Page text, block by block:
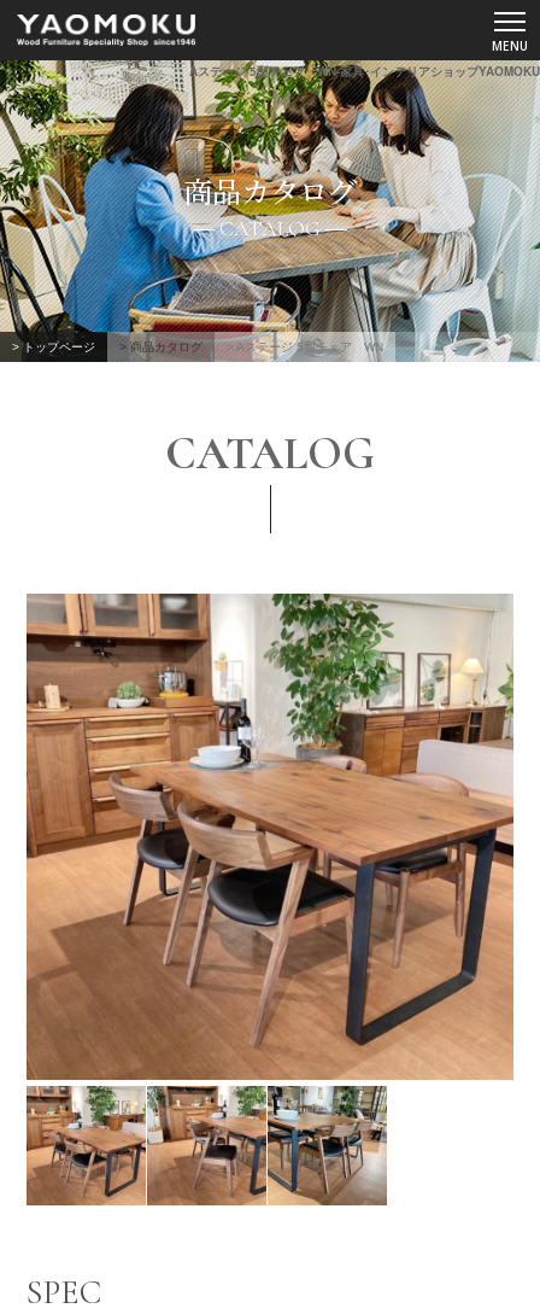
ショールーム
YAOMOKUについて
商品カタログ
スペシャルコンテンツ
Aステージ 5型チェア WN-家具･インテリアショップYAOMOKU
商品カタログ
CATALOG
> トップページ > 商品カタログ > Aステージ 5型チェア WN
CATALOG
SPEC